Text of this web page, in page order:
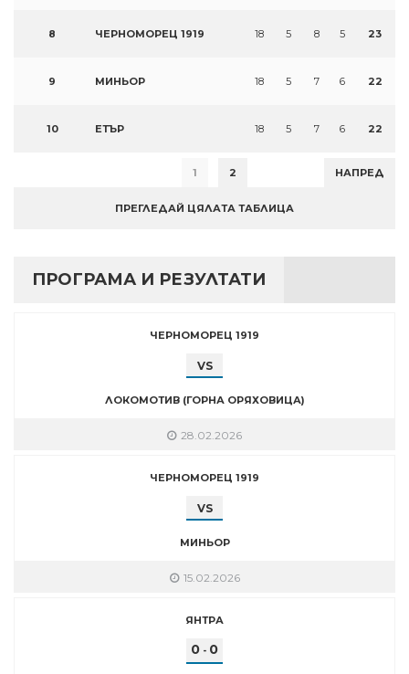
8 ЧЕРНОМОРЕЦ 1919 18 5 8 5 23
9 МИНЬОР 18 5 7 6 22
10 ЕТЪР 18 5 7 6 22
1 2 НАПРЕД
ПРЕГЛЕДАЙ ЦЯЛАТА ТАБЛИЦА
ПРОГРАМА И РЕЗУЛТАТИ
ЧЕРНОМОРЕЦ 1919
VS
ЛОКОМОТИВ (ГОРНА ОРЯХОВИЦА)
28.02.2026
ЧЕРНОМОРЕЦ 1919
VS
МИНЬОР
15.02.2026
ЯНТРА
0 - 0